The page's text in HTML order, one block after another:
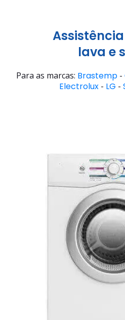
lava e
Para as marcas: Brastemp -
Electrolux- LG -